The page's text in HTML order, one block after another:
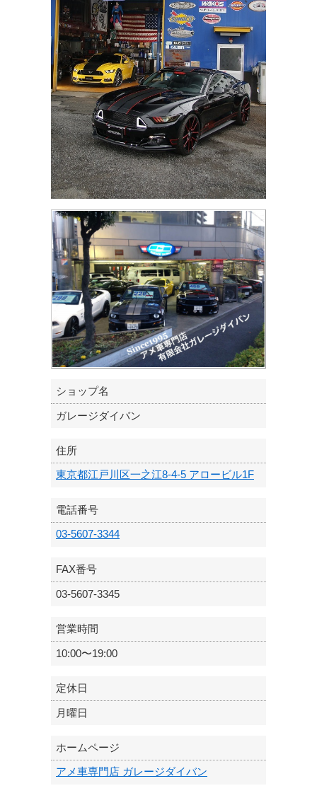
ショップ名
ガレージダイバン
住所
東京都江戸川区一之江8-4-5 アロービル1F
電話番号
03-5607-3344
FAX番号
03-5607-3345
営業時間
10:00〜19:00
定休日
月曜日
ホームページ
アメ車専門店 ガレージダイバン